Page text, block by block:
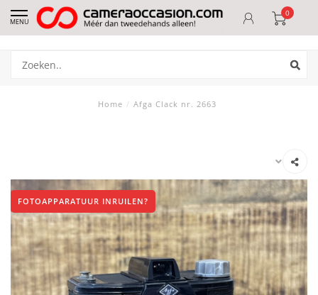
MENU
0
Home / Afga Clack nr. 2663
FOTOAPPARATUUR INRUILEN?